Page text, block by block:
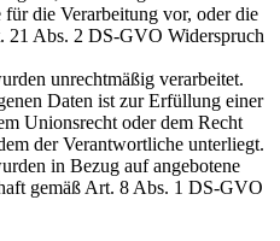
die Verarbeitung vor, oder die
21 Abs. 2 DS-GVO Widerspruch
unrechtmäßig verarbeitet.
Daten ist zur Erfüllung einer
Unionsrecht oder dem Recht
der Verantwortliche unterliegt.
in Bezug auf angebotene
gemäß Art. 8 Abs. 1 DS-GVO